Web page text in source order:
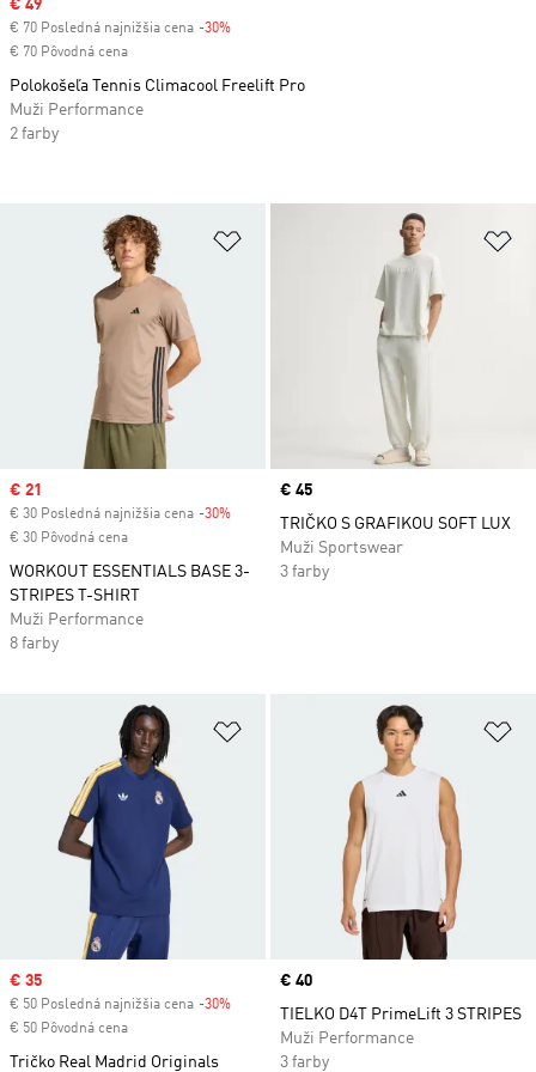
Pridať do zoznamu želaných
Sale price
€ 21
€ 30 Posledná najnižšia cena -30% Discount
€ 30 Pôvodná cena
WORKOUT ESSENTIALS BASE 3-
STRIPES T-SHIRT
Muži Performance
8 farby
Price
€ 45
TRIČKO S GRAFIKOU SOFT LUX
Muži Sportswear
3 farby
Pridať do zoznamu želaných
Sale price
€ 35
€ 50 Posledná najnižšia cena -30% Discount
€ 50 Pôvodná cena
Tričko Real Madrid Originals
Price
€ 40
TIELKO D4T PrimeLift 3 STRIPES
Muži Performance
3 farby
Sale price
€ 49
€ 70 Posledná najnižšia cena -30%
€ 70 Pôvodná cena
Polokošeľa Tennis Climacool Freelift Pro
Muži Performance
2 farby